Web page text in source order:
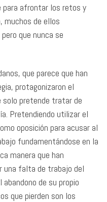
para afrontar los retos y
muchos de ellos
que nunca se
que parece que han
protagonizaron el
solo pretende tratar de
Pretendiendo utilizar el
oposición para acusar al
fundamentándose en la
manera que han
una falta de trabajo del
de su propio
que pierden son los